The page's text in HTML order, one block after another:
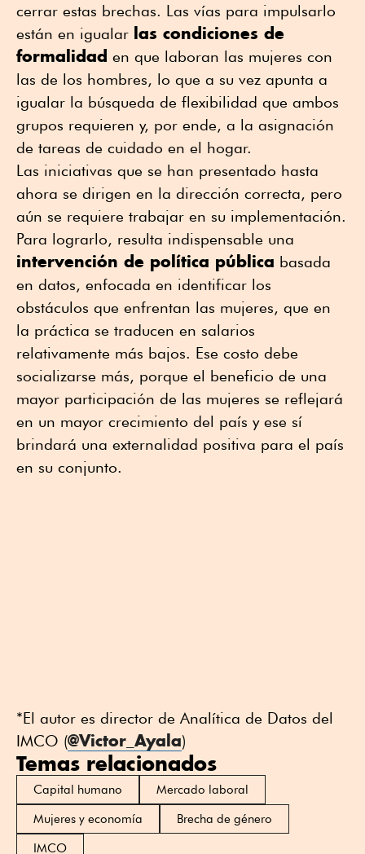
cerrar estas brechas. Las vías para impulsarlo
están en igualar las condiciones de
formalidad en que laboran las mujeres con
las de los hombres, lo que a su vez apunta a
igualar la búsqueda de flexibilidad que ambos
grupos requieren y, por ende, a la asignación
de tareas de cuidado en el hogar.
Las iniciativas que se han presentado hasta
ahora se dirigen en la dirección correcta, pero
aún se requiere trabajar en su implementación.
Para lograrlo, resulta indispensable una
intervención de política pública basada
en datos, enfocada en identificar los
obstáculos que enfrentan las mujeres, que en
la práctica se traducen en salarios
relativamente más bajos. Ese costo debe
socializarse más, porque el beneficio de una
mayor participación de las mujeres se reflejará
en un mayor crecimiento del país y ese sí
brindará una externalidad positiva para el país
en su conjunto.
*El autor es director de Analítica de Datos del
IMCO (@Victor_Ayala)
Temas relacionados
Capital humano
Mercado laboral
Mujeres y economía
Brecha de género
IMCO